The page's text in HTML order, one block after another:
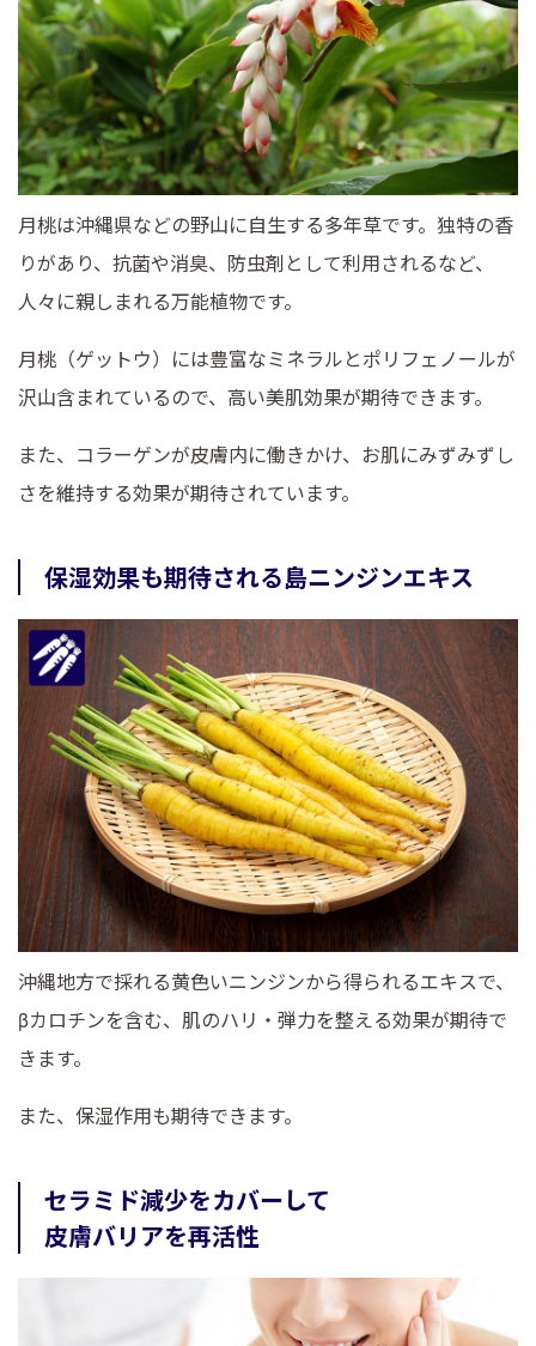
月桃は沖縄県などの野山に自生する多年草です。独特の香
りがあり、抗菌や消臭、防虫剤として利用されるなど、
人々に親しまれる万能植物です。
月桃（ゲットウ）には豊富なミネラルとポリフェノールが
沢山含まれているので、高い美肌効果が期待できます。
また、コラーゲンが皮膚内に働きかけ、お肌にみずみずし
さを維持する効果が期待されています。
保湿効果も期待される島ニンジンエキス
沖縄地方で採れる黄色いニンジンから得られるエキスで、
βカロチンを含む、肌のハリ・弾力を整える効果が期待で
きます。
また、保湿作用も期待できます。
セラミド減少をカバーして
皮膚バリアを再活性